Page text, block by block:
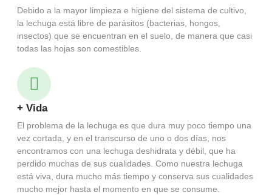
Debido a la mayor limpieza e higiene del sistema de cultivo,
la lechuga está libre de parásitos (bacterias, hongos,
insectos) que se encuentran en el suelo, de manera que casi
todas las hojas son comestibles.
+ Vida
El problema de la lechuga es que dura muy poco tiempo una
vez cortada, y en el transcurso de uno o dos días, nos
encontramos con una lechuga deshidrata y débil, que ha
perdido muchas de sus cualidades. Como nuestra lechuga
está viva, dura mucho más tiempo y conserva sus cualidades
mucho mejor hasta el momento en que se consume.